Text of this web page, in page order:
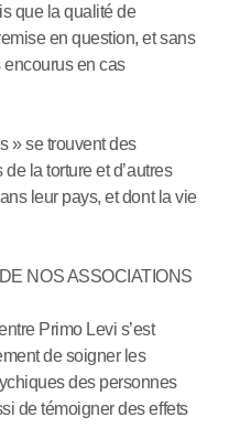
que la qualité de
en question, et sans
en cas
» se trouvent des
la torture et d’autres
leur pays, et dont la vie
NOS ASSOCIATIONS
Primo Levi s’est
de soigner les
des personnes
de témoigner des effets